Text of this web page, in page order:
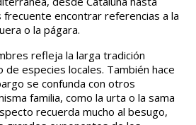
frecuente encontrar referencias a la
o la págara.
refleja la larga tradición
de especies locales. También hace
se confunda con otros
familia, como la urta o la sama
recuerda mucho al besugo,